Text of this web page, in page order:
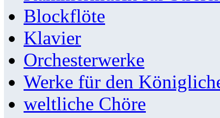
Blockflöte
Klavier
Orchesterwerke
Werke für den
weltliche Chöre